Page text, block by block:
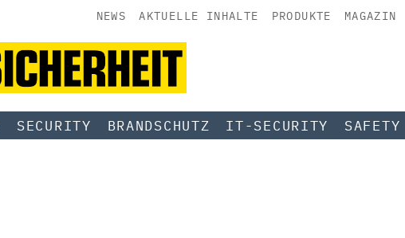
NEWS AKTUELLE INHALTE PRODUKTE MAGAZIN
SECURITY BRANDSCHUTZ IT-SECURITY SAFETY